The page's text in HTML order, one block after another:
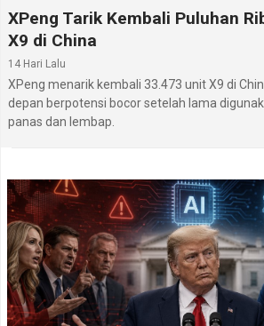
XPeng Tarik Kembali Puluhan
X9 di China
14 Hari Lalu
XPeng menarik kembali 33.473 unit X9 di
depan berpotensi bocor setelah lama
panas dan lembap.